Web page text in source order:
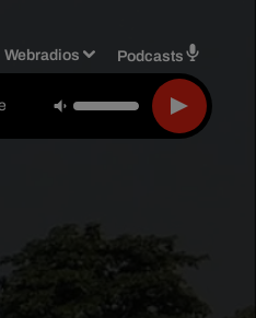
Webradios Podcasts